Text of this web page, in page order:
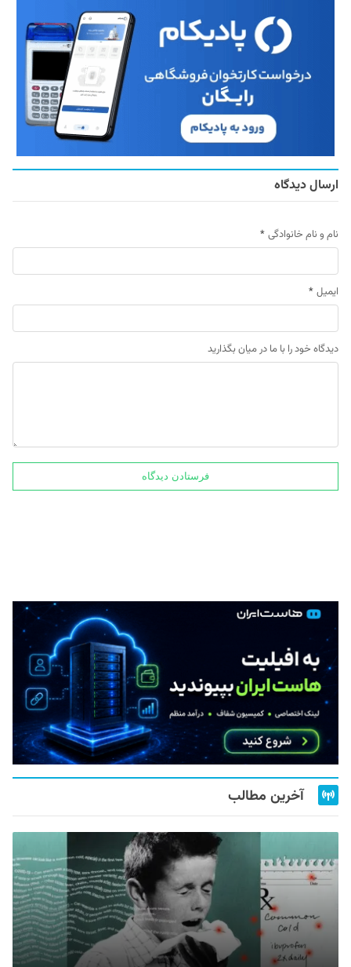
ارسال دیدگاه
نام و نام خانوادگی *
ایمیل *
دیدگاه خود را با ما در میان بگذارید
آخرین مطالب